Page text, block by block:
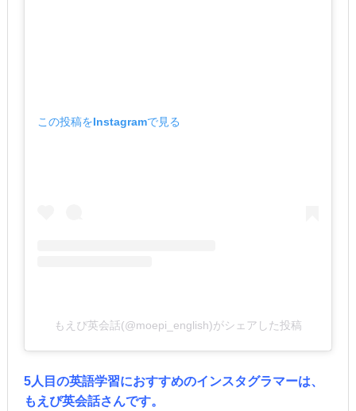
この投稿をInstagramで見る
もえぴ英会話(@moepi_english)がシェアした投稿
5人目の英語学習におすすめのインスタグラマーは、
もえぴ英会話さんです。